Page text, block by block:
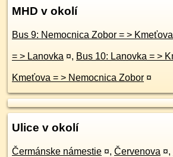
MHD v okolí
Bus 9: Nemocnica Zobor = > Kmeťova
= > Lanovka ¤, Bus
Kmeťova = > Nemocnica Zobor ¤
Ulice v okolí
Čermánske námestie ¤, Červenova ¤,